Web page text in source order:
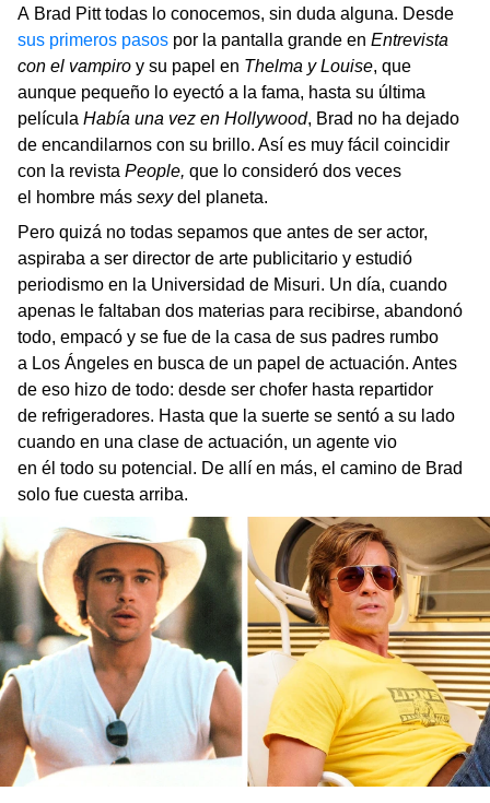
A Brad Pitt todas lo conocemos, sin duda alguna. Desde
sus primeros pasos por la pantalla grande en Entrevista
con el vampiro y su papel en Thelma y Louise, que
aunque pequeño lo eyectó a la fama, hasta su última
película Había una vez en Hollywood, Brad no ha dejado
de encandilarnos con su brillo. Así es muy fácil coincidir
con la revista People, que lo consideró dos veces
el hombre más sexydel planeta.
Pero quizá no todas sepamos que antes de ser actor,
aspiraba a ser director de arte publicitario y estudió
periodismo en la Universidad de Misuri. Un día, cuando
apenas le faltaban dos materias para recibirse, abandonó
todo, empacó y se fue de la casa de sus padres rumbo
a Los Ángeles en busca de un papel de actuación. Antes
de eso hizo de todo: desde ser chofer hasta repartidor
de refrigeradores. Hasta que la suerte se sentó a su lado
cuando en una clase de actuación, un agente vio
en él todo su potencial. De allí en más, el camino de Brad
solo fue cuesta arriba.